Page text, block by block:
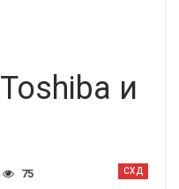
и
СХД
75